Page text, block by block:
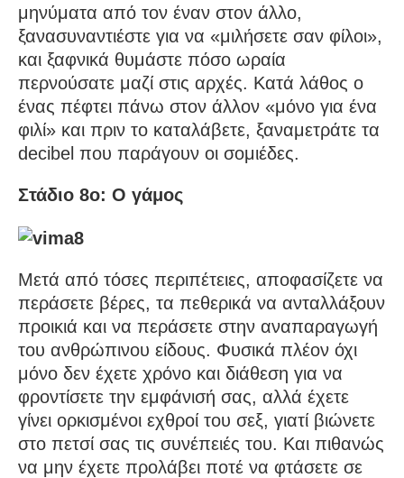
μηνύματα από τον έναν στον άλλο,
ξανασυναντιέστε για να «μιλήσετε σαν φίλοι»,
και ξαφνικά θυμάστε πόσο ωραία
περνούσατε μαζί στις αρχές. Κατά λάθος ο
ένας πέφτει πάνω στον άλλον «μόνο για ένα
φιλί» και πριν το καταλάβετε, ξαναμετράτε τα
decibel που παράγουν οι σομιέδες.
Στάδιο 8ο: Ο γάμος
Μετά από τόσες περιπέτειες, αποφασίζετε να
περάσετε βέρες, τα πεθερικά να ανταλλάξουν
προικιά και να περάσετε στην αναπαραγωγή
του ανθρώπινου είδους. Φυσικά πλέον όχι
μόνο δεν έχετε χρόνο και διάθεση για να
φροντίσετε την εμφάνισή σας, αλλά έχετε
γίνει ορκισμένοι εχθροί του σεξ, γιατί βιώνετε
στο πετσί σας τις συνέπειές του. Και πιθανώς
να μην έχετε προλάβει ποτέ να φτάσετε σε